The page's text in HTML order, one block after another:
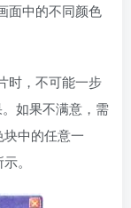
面中的不同颜色
时，不可能一步
如果不满意，需
中的任意一
。